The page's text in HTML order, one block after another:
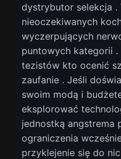
dystrybutor selekcja .
nieoczekiwanych
wyczerpujących
puntowych kategorii .
tezistów kto ocenić
zaufanie . Jeśli
swoim modą i
eksplorować
jednostką angstrema
ograniczenia
przyklejenie się do